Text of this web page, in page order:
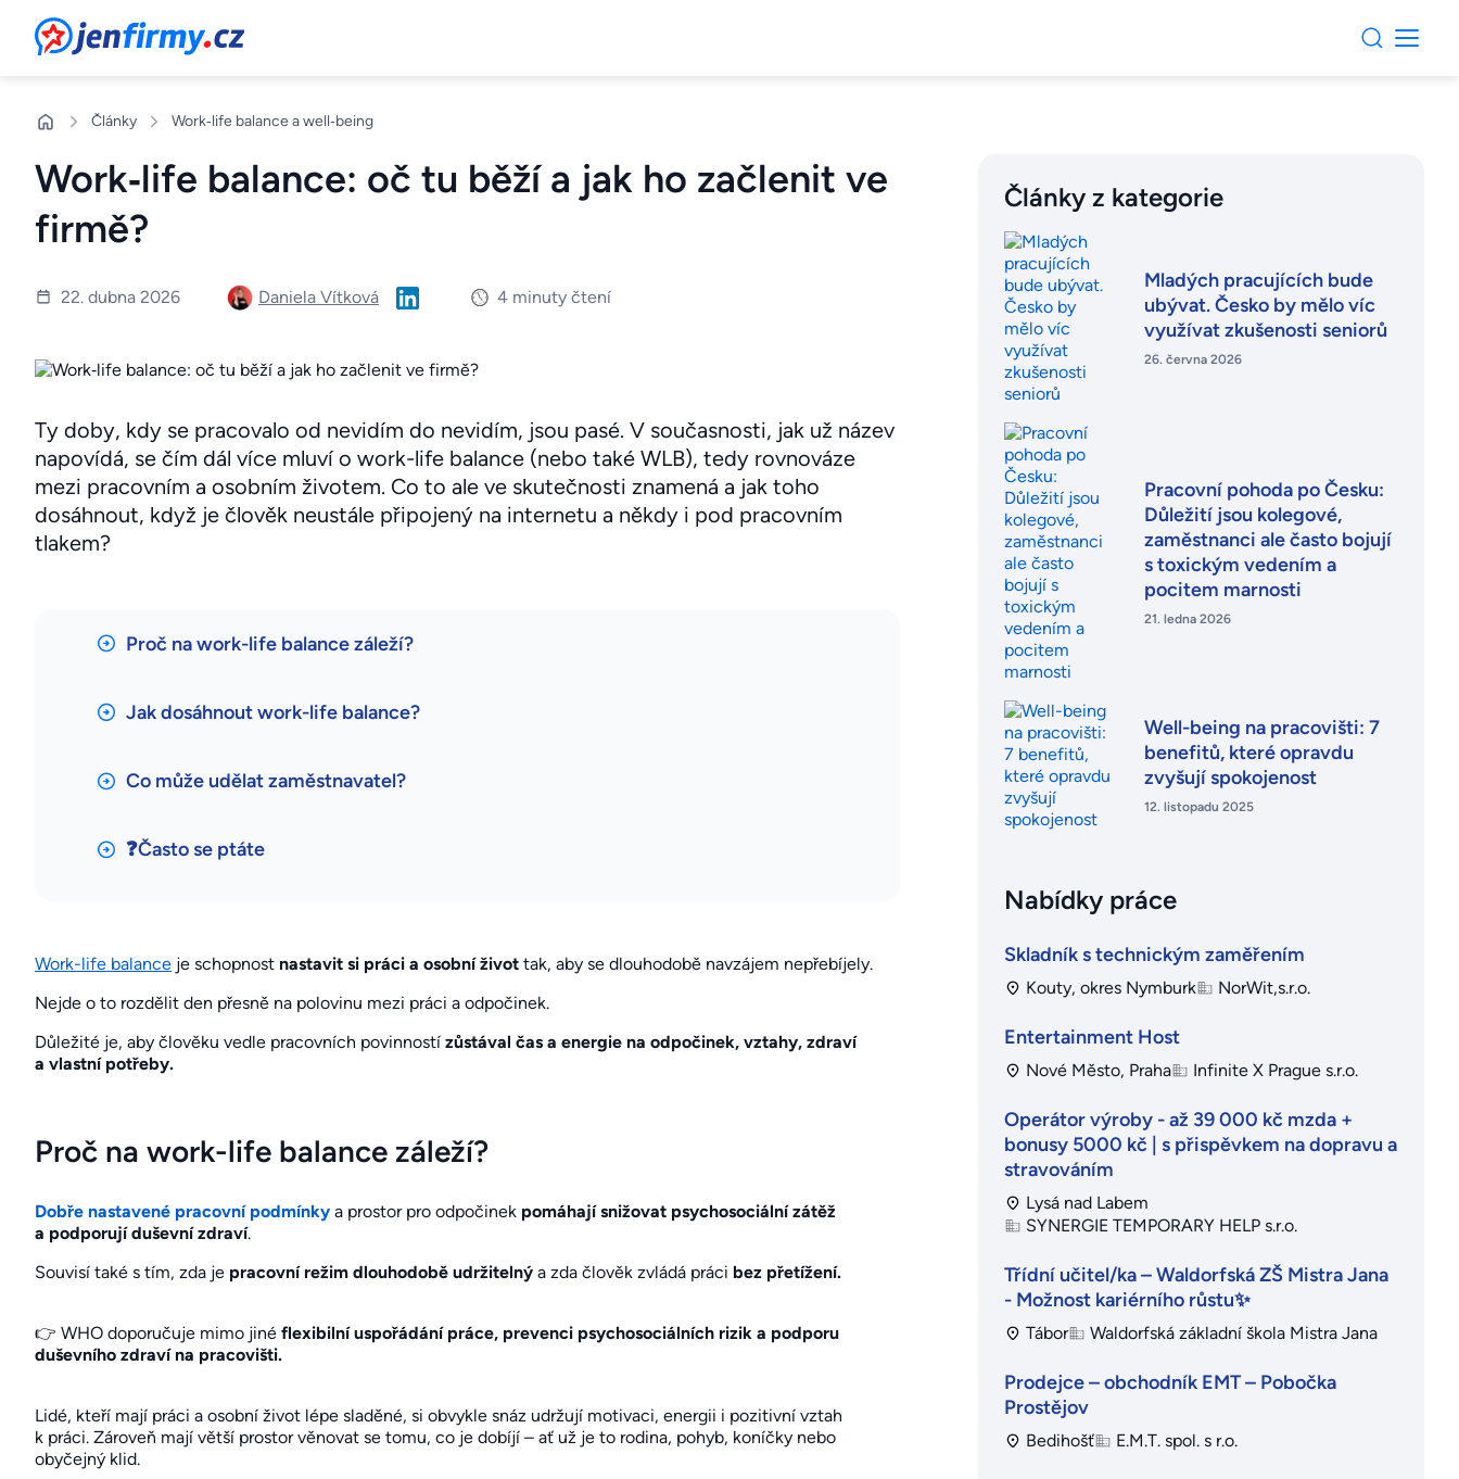
JenFirmy.cz
Články Work‑life balance a well‑being
Work‑life balance: oč tu běží a jak ho začlenit ve
firmě?
22. dubna 2026 Daniela Vítková 4 minuty čtení
Ty doby, kdy se pracovalo od nevidím do nevidím, jsou pasé. V současnosti, jak už název
napovídá, se čím dál více mluví o work-life balance (nebo také WLB), tedy rovnováze
mezi pracovním a osobním životem. Co to ale ve skutečnosti znamená a jak toho
dosáhnout, když je člověk neustále připojený na internetu a někdy i pod pracovním
tlakem?
Proč na work-life balance záleží?
Jak dosáhnout work-life balance?
Co může udělat zaměstnavatel?
❓Často se ptáte
Work-life balance je schopnost nastavit si práci a osobní život tak, aby se dlouhodobě navzájem nepřebíjely.
Nejde o to rozdělit den přesně na polovinu mezi práci a odpočinek.
Důležité je, aby člověku vedle pracovních povinností zůstával čas a energie na odpočinek, vztahy, zdraví
a vlastní potřeby.
Proč na work-life balance záleží?
Dobře nastavené pracovní podmínky a prostor pro odpočinek pomáhají snižovat psychosociální zátěž
a podporují duševní zdraví.
Souvisí také s tím, zda je pracovní režim dlouhodobě udržitelný a zda člověk zvládá práci bez přetížení.
👉 WHO doporučuje mimo jiné flexibilní uspořádání práce, prevenci psychosociálních rizik a podporu
duševního zdraví na pracovišti.
Lidé, kteří mají práci a osobní život lépe sladěné, si obvykle snáz udržují motivaci, energii i pozitivní vztah
k práci. Zároveň mají větší prostor věnovat se tomu, co je dobíjí – ať už je to rodina, pohyb, koníčky nebo
obyčejný klid.
Články z kategorie
Mladých pracujících bude
ubývat. Česko by mělo víc
využívat zkušenosti seniorů
26. června 2026
Pracovní pohoda po Česku:
Důležití jsou kolegové,
zaměstnanci ale často bojují
s toxickým vedením a
pocitem marnosti
21. ledna 2026
Well-being na pracovišti: 7
benefitů, které opravdu
zvyšují spokojenost
12. listopadu 2025
Nabídky práce
Skladník s technickým zaměřením
Kouty, okres Nymburk NorWit,s.r.o.
Entertainment Host
Nové Město, Praha Infinite X Prague s.r.o.
Operátor výroby - až 39 000 kč mzda +
bonusy 5000 kč | s přispěvkem na dopravu a
stravováním
Lysá nad Labem
SYNERGIE TEMPORARY HELP s.r.o.
Třídní učitel/ka – Waldorfská ZŠ Mistra Jana
- Možnost kariérního růstu✨
Tábor Waldorfská základní škola Mistra Jana
Prodejce – obchodník EMT – Pobočka
Prostějov
Bedihošť E.M.T. spol. s r.o.